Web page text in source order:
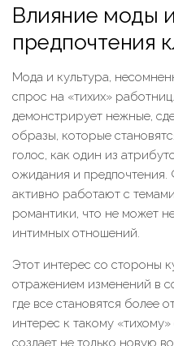
Влияние моды
предпочтения
Мода и культура,
спрос на «тихих»
демонстрирует нежные,
образы, которые
голос, как один из
ожидания и
активно работают с
романтики, что не может
интимных отношений.
Этот интерес со стороны
отражением изменений в
где все становятся более
интерес к такому
создает не только новую